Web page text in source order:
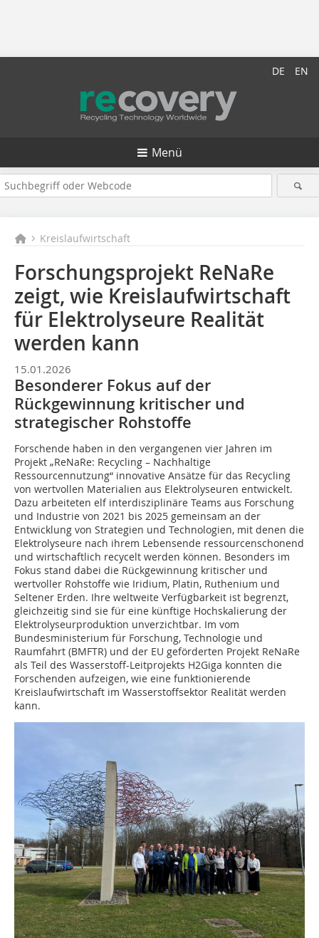
DE EN
Menü
Kreislaufwirtschaft
Forschungsprojekt ReNaRe
zeigt, wie Kreislaufwirtschaft
für Elektrolyseure Realität
werden kann
15.01.2026
Besonderer Fokus auf der
Rückgewinnung kritischer und
strategischer Rohstoffe
Forschende haben in den vergangenen vier Jahren im
Projekt „ReNaRe: Recycling – Nachhaltige
Ressourcennutzung“ innovative Ansätze für das Recycling
von wertvollen Materialien aus Elektrolyseuren entwickelt.
Dazu arbeiteten elf interdisziplinäre Teams aus Forschung
und Industrie von 2021 bis 2025 gemeinsam an der
Entwicklung von Strategien und Technologien, mit denen die
Elektrolyseure nach ihrem Lebensende ressourcenschonend
und wirtschaftlich recycelt werden können. Besonders im
Fokus stand dabei die Rückgewinnung kritischer und
wertvoller Rohstoffe wie Iridium, Platin, Ruthenium und
Seltener Erden. Ihre weltweite Verfügbarkeit ist begrenzt,
gleichzeitig sind sie für eine künftige Hochskalierung der
Elektrolyseurproduktion unverzichtbar. Im vom
Bundesministerium für Forschung, Technologie und
Raumfahrt (BMFTR) und der EU geförderten Projekt ReNaRe
als Teil des Wasserstoff-Leitprojekts H2Giga konnten die
Forschenden aufzeigen, wie eine funktionierende
Kreislaufwirtschaft im Wasserstoffsektor Realität werden
kann.